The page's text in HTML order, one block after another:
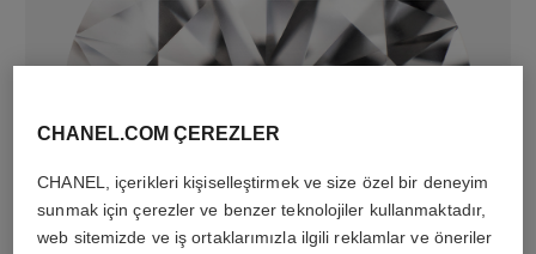
pırlantalar
CHANEL.COM ÇEREZLER
CHANEL, içerikleri kişiselleştirmek ve size özel bir deneyim
sunmak için çerezler ve benzer teknolojiler kullanmaktadır,
web sitemizde ve iş ortaklarımızla ilgili reklamlar ve öneriler